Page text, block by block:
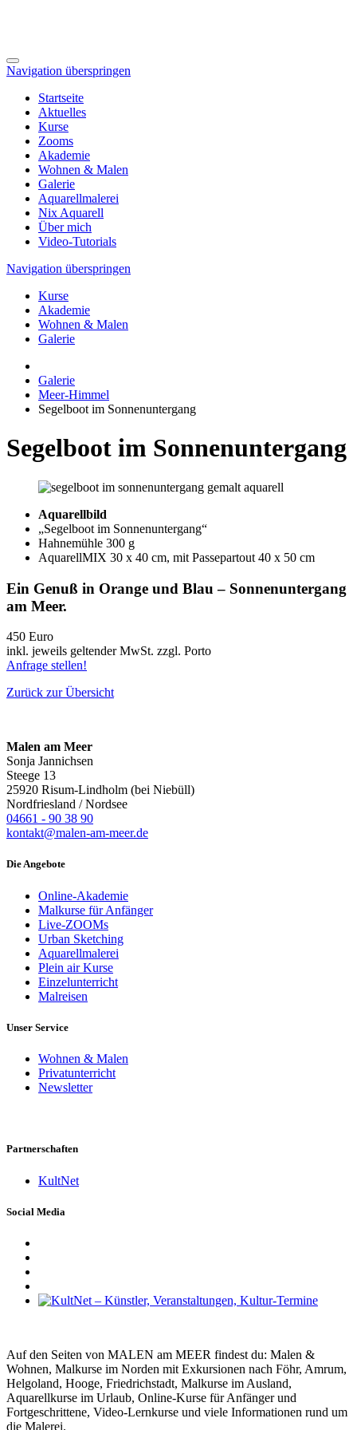
Navigation überspringen
Startseite
Aktuelles
Kurse
Zooms
Akademie
Wohnen & Malen
Galerie
Aquarellmalerei
Nix Aquarell
Über mich
Video-Tutorials
Navigation überspringen
Kurse
Akademie
Wohnen & Malen
Galerie
Galerie
Meer-Himmel
Segelboot im Sonnenuntergang
Segelboot im Sonnenuntergang
Aquarellbild
„Segelboot im Sonnenuntergang“
Hahnemühle 300 g
AquarellMIX 30 x 40 cm, mit Passepartout 40 x 50 cm
Ein Genuß in Orange und Blau – Sonnenuntergang
am Meer.
450 Euro
inkl. jeweils geltender MwSt. zzgl. Porto
Anfrage stellen!
Zurück zur Übersicht
Malen am Meer
Sonja Jannichsen
Steege 13
25920 Risum-Lindholm (bei Niebüll)
Nordfriesland / Nordsee
04661 - 90 38 90
kontakt@malen-am-meer.de
Die Angebote
Online-Akademie
Malkurse für Anfänger
Live-ZOOMs
Urban Sketching
Aquarellmalerei
Plein air Kurse
Einzelunterricht
Malreisen
Unser Service
Wohnen & Malen
Privatunterricht
Newsletter
Partnerschaften
KultNet
Social Media
Auf den Seiten von MALEN am MEER findest du: Malen &
Wohnen, Malkurse im Norden mit Exkursionen nach Föhr, Amrum,
Helgoland, Hooge, Friedrichstadt, Malkurse im Ausland,
Aquarellkurse im Urlaub, Online-Kurse für Anfänger und
Fortgeschrittene, Video-Lernkurse und viele Informationen rund um
die Malerei.